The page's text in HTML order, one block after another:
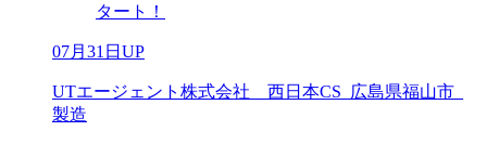
タート！
07月31日UP
UTエージェント株式会社 西日本CS_広島県福山市_
製造